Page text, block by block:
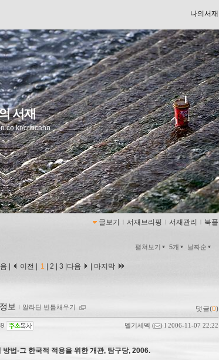
나의서재
서재
criticahn
글보기 ｌ 서재브리핑 서재관리 북플
펼쳐보기 5개 날짜순
| 이전 | 1 2 3 다음 마지막
보 ｌ 알라딘 빈틈채우기 댓글(0)
멜기세덱 ( ) l 2006-11-07 22:22
방법-그 한국적 적용을 위한 개관, 탐구당, 2006.